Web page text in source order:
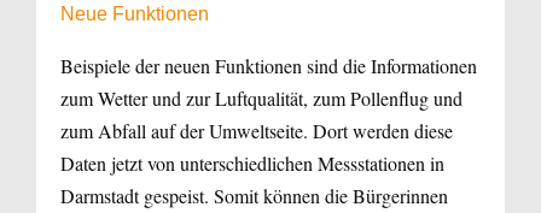
Neue Funktionen
Beispiele der neuen Funktionen sind die Informationen
zum Wetter und zur Luftqualität, zum Pollenflug und
zum Abfall auf der Umweltseite. Dort werden diese
Daten jetzt von unterschiedlichen Messstationen in
Darmstadt gespeist. Somit können die Bürgerinnen